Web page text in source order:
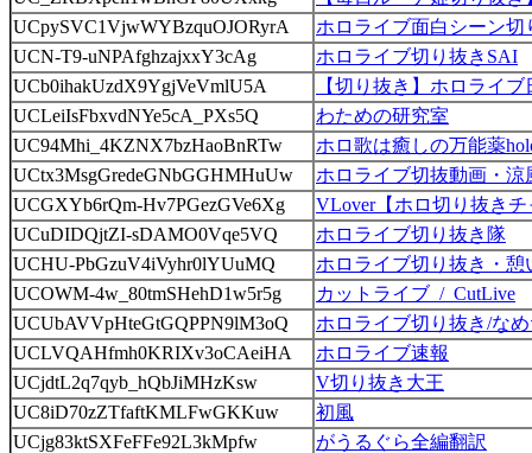
UCpySVC1VjwWYBzquOJORyrA
ホロライブ面白シーン
UCN-T9-uNPAfghzajxxY3cAg
ホロライブ切り抜きSAI
UCb0ihakUzdX9YgjVeVmlU5A
【切り抜き】ホロライブ
UCLeiIsFbxvdNYe5cA_PXs5Q
わための研究室
UC94Mhi_4KZNX7bzHaoBnRTw
ホロ歌は癒しの万能薬
UCtx3MsgGredeGNbGGHMHuUw
ホロライブ切抜動画・涼
UCGXYb6rQm-Hv7PGezGVe6Xg
VLover【ホロ切り抜き
UCuDIDQjtZI-sDAMO0Vqe5VQ
ホロライブ切り抜き隊
UCHU-PbGzuV4iVyhr0lYUuMQ
ホロライブ切り抜き・憩
UCOWM-4w_80tmSHehD1w5r5g
カットライブ_/_CutLive
UCUbAVVpHteGtGQPPN9lM3oQ
ホロライブ切り抜き/な
UCLVQAHfmh0KRIXv3oCAeiHA
ホロライブ速報
UCjdtL2q7qyb_hQbJiMHzKsw
V切り抜き大王
UC8iD70zZTfaftKMLFwGKKuw
初風
UCjg83ktSXFeFFe92L3kMpfw
がうるぐら全編翻訳